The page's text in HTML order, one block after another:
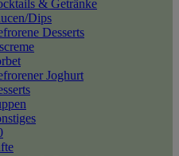
& Getränke
Dips
Desserts
Joghurt